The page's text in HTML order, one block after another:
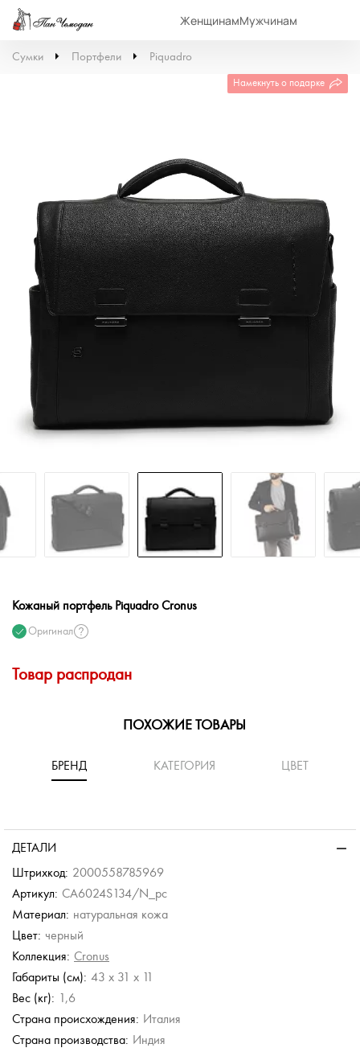
ЖенщинамМужчинам
Сумки Портфели Piquadro
Намекнуть о подарке
Кожаный портфель Piquadro Cronus
Оригинал
Товар распродан
ПОХОЖИЕ ТОВАРЫ
БРЕНД КАТЕГОРИЯ ЦВЕТ
Мужской кожаный
портфель
Мужской кожаный
портфель
ДЕТАЛИ
Штрихкод: 2000558785969
Артикул: CA6024S134/N_pc
Материал: натуральная кожа
Цвет: черный
Коллекция: Cronus
Габариты (см): 43 x 31 x 11
Вес (кг): 1,6
Страна происхождения: Италия
Страна производства: Индия